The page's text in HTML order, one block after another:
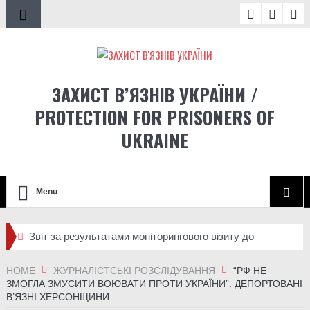
ЗАХИСТ В’ЯЗНІВ УКРАЇНИ /
PROTECTION FOR PRISONERS OF
UKRAINE
Menu
Звіт за результатами моніторингового візиту до
Спец-УДЗ під час великої війни: як засуджені
HOME ЖУРНАЛІСТСЬКІ РОЗСЛІДУВАННЯ
“РФ НЕ
ЗМОГЛА ЗМУСИТИ ВОЮВАТИ ПРОТИ УКРАЇНИ”. ДЕПОРТОВАНІ
В’ЯЗНІ ХЕРСОНЩИНИ…